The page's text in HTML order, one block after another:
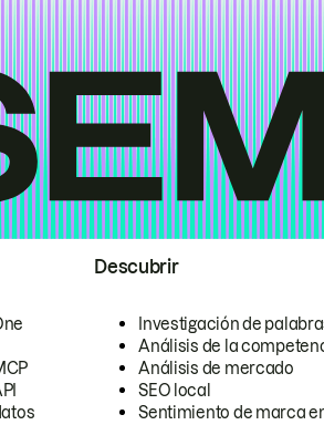
Descubrir
Investigación de
Análisis de la
Análisis de mercado
SEO local
Sentimiento de marca